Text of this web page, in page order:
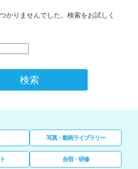
かりませんでした。検索をお試しく
写真・動画ライブラリー
合宿・研修